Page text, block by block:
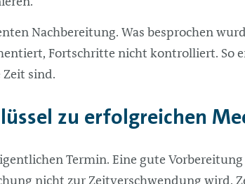
Nachbereitung. Was besprochen
Fortschritte nicht kontrolliert. So
sind.
zu erfolgreichen
Termin. Eine gute
nicht zur Zeitverschwendung wird.